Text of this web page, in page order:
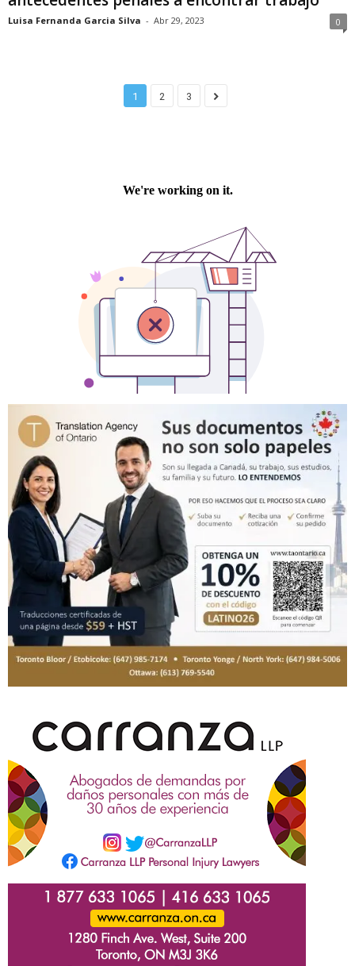
Luisa Fernanda Garcia Silva - Abr 29, 2023 0
1 2 3